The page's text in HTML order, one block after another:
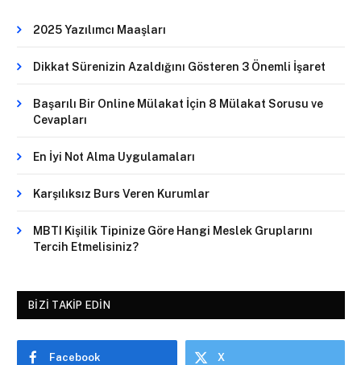
2025 Yazılımcı Maaşları
Dikkat Sürenizin Azaldığını Gösteren 3 Önemli İşaret
Başarılı Bir Online Mülakat İçin 8 Mülakat Sorusu ve
Cevapları
En İyi Not Alma Uygulamaları
Karşılıksız Burs Veren Kurumlar
MBTI Kişilik Tipinize Göre Hangi Meslek Gruplarını
Tercih Etmelisiniz?
BIZI TAKIP EDIN
Facebook X